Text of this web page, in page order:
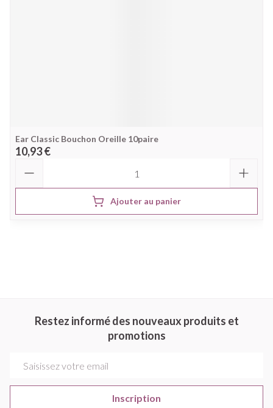
Ear Classic Bouchon Oreille 10paire
10,93 €
Ajouter au panier
Restez informé des nouveaux produits et
promotions
Inscription